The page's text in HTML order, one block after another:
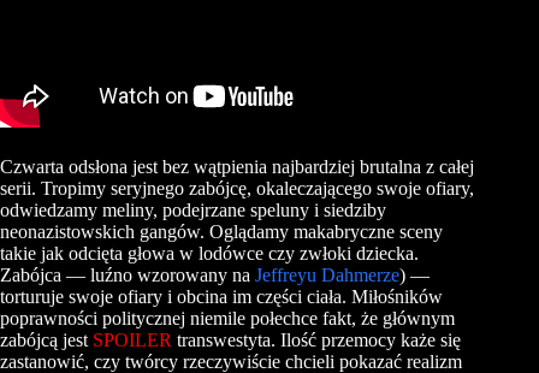
Czwarta odsłona jest bez wątpienia najbardziej brutalna z całej
serii. Tropimy seryjnego zabójcę, okaleczającego swoje ofiary,
odwiedzamy meliny, podejrzane speluny i siedziby
neonazistowskich gangów. Oglądamy makabryczne sceny
takie jak odcięta głowa w lodówce czy zwłoki dziecka.
Zabójca — luźno wzorowany na Jeffreyu Dahmerze) —
torturuje swoje ofiary i obcina im części ciała. Miłośników
poprawności politycznej niemile połechce fakt, że głównym
zabójcą jest SPOILER transwestyta. Ilość przemocy każe się
zastanowić, czy twórcy rzeczywiście chcieli pokazać realizm